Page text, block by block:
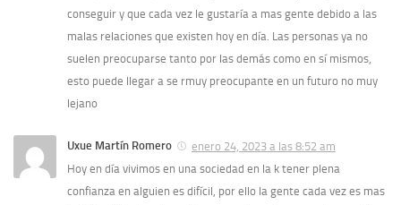
conseguir y que cada vez le gustaría a mas gente debido a las
malas relaciones que existen hoy en día. Las personas ya no
suelen preocuparse tanto por las demás como en sí mismos,
esto puede llegar a se rmuy preocupante en un futuro no muy
lejano
Uxue Martín Romero
enero 24, 2023 a las 8:52 am
Hoy en día vivimos en una sociedad en la k tener plena
confianza en alguien es difícil, por ello la gente cada vez es mas